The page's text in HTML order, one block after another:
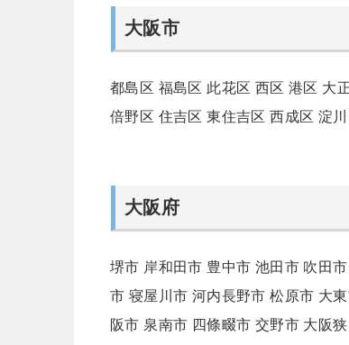
大阪市
都島区 福島区 此花区 西区 港区 大
倍野区 住吉区 東住吉区 西成区 淀
大阪府
堺市 岸和田市 豊中市 池田市 吹田市
市 寝屋川市 河内長野市 松原市 大
阪市 泉南市 四條畷市 交野市 大阪